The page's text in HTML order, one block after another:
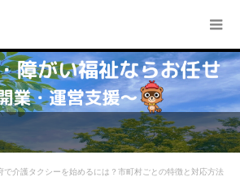
で介護タクシーを始めるには？市町村ごとの特徴と対応方法